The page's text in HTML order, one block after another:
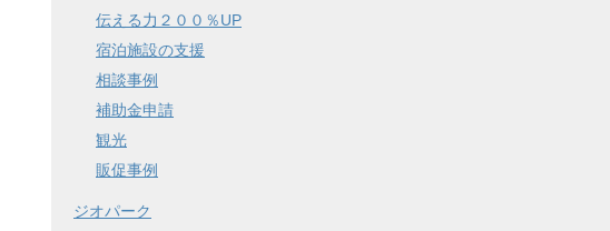
伝える力２００％UP
宿泊施設の支援
相談事例
補助金申請
観光
販促事例
ジオパーク